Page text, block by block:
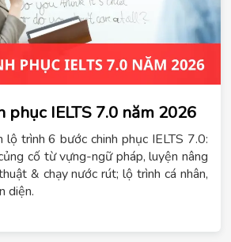
phục IELTS 7.0 năm 2026
lộ trình 6 bước chinh phục IELTS 7.0:
cố từ vựng-ngữ pháp, luyện nâng
& chạy nước rút; lộ trình cá nhân,
diện.